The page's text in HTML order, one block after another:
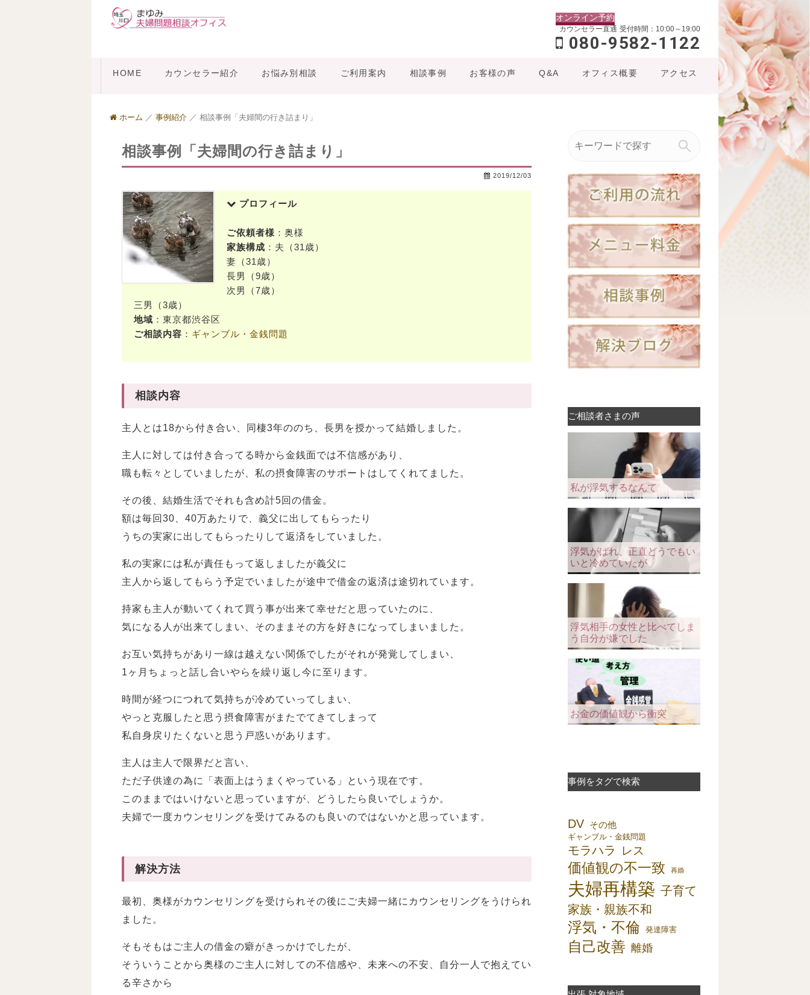
オンライン予約
カウンセラー直通 受付時間：10:00～19:00
080-9582-1122
HOME カウンセラー紹介 お悩み別相談 ご利用案内 相談事例 お客様の声 Q&A オフィス概要 アクセス
ホーム ／ 事例紹介 ／ 相談事例「夫婦間の行き詰まり」
相談事例「夫婦間の行き詰まり」
2019/12/03
プロフィール
ご依頼者様 ：奥様
家族構成 ：夫（31歳）
妻（31歳）
長男（9歳）
次男（7歳）
三男（3歳）
地域 ：東京都渋谷区
ご相談内容 ： ギャンブル・金銭問題
相談内容
主人とは18から付き合い、同棲3年ののち、長男を授かって結婚しました。
主人に対しては付き合ってる時から金銭面では不信感があり、
職も転々としていましたが、私の摂食障害のサポートはしてくれてました。
その後、結婚生活でそれも含め計5回の借金。
額は毎回30、40万あたりで、義父に出してもらったり
うちの実家に出してもらったりして返済をしていました。
私の実家には私が責任もって返しましたが義父に
主人から返してもらう予定でいましたが途中で借金の返済は途切れています。
持家も主人が動いてくれて買う事が出来て幸せだと思っていたのに、
気になる人が出来てしまい、そのままその方を好きになってしまいました。
お互い気持ちがあり一線は越えない関係でしたがそれが発覚してしまい、
1ヶ月ちょっと話し合いやらを繰り返し今に至ります。
時間が経つにつれて気持ちが冷めていってしまい、
やっと克服したと思う摂食障害がまたでてきてしまって
私自身戻りたくないと思う戸惑いがあります。
主人は主人で限界だと言い、
ただ子供達の為に「表面上はうまくやっている」という現在です。
このままではいけないと思っていますが、どうしたら良いでしょうか。
夫婦で一度カウンセリングを受けてみるのも良いのではないかと思っています。
解決方法
最初、奥様がカウンセリングを受けられその後にご夫婦一緒にカウンセリングをうけられ
ました。
そもそもはご主人の借金の癖がきっかけでしたが、
そういうことから奥様のご主人に対しての不信感や、未来への不安、自分一人で抱えてい
る辛さから
ご相談者さまの声
私が浮気するなんて
浮気がばれ、正直どうでもい
いと冷めていたが
浮気相手の女性と比べてしま
う自分が嫌でした
お金の価値観から衝突
事例をタグで検索
DV その他
ギャンブル・金銭問題
モラハラ レス
価値観の不一致 再婚
夫婦再構築 子育て
家族・親族不和
浮気・不倫 発達障害
自己改善 離婚